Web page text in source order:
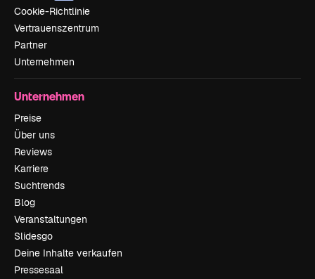
Cookie-Richtlinie
Vertrauenszentrum
Partner
Unternehmen
Unternehmen
Preise
Über uns
Reviews
Karriere
Suchtrends
Blog
Veranstaltungen
Slidesgo
Deine Inhalte verkaufen
Pressesaal